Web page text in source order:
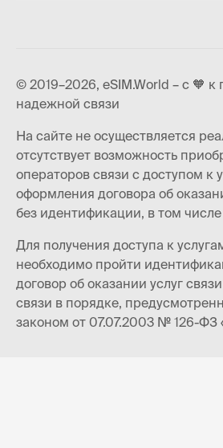
© 2019–2026, eSIM.World – с 🧡
надежной связи
На сайте не осуществляется
отсутствует возможность
операторов связи с доступом к
оформления договора об
без идентификации, в том числе
Для получения доступа к
необходимо пройти
договор об оказании услуг
связи в порядке,
законом от 07.07.2003 № 126-ФЗ